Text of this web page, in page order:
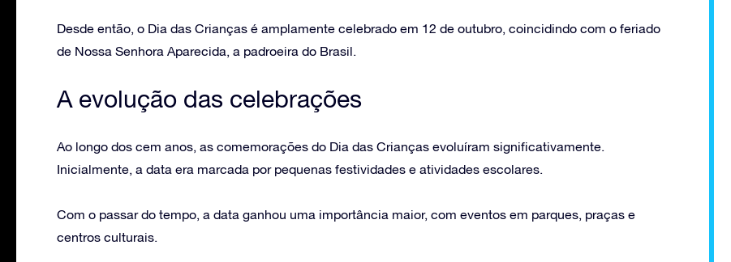
Desde então, o Dia das Crianças é amplamente celebrado em 12 de outubro, coincidindo com o feriado
de Nossa Senhora Aparecida, a padroeira do Brasil.
A evolução das celebrações
Ao longo dos cem anos, as comemorações do Dia das Crianças evoluíram significativamente.
Inicialmente, a data era marcada por pequenas festividades e atividades escolares.
Com o passar do tempo, a data ganhou uma importância maior, com eventos em parques, praças e
centros culturais.